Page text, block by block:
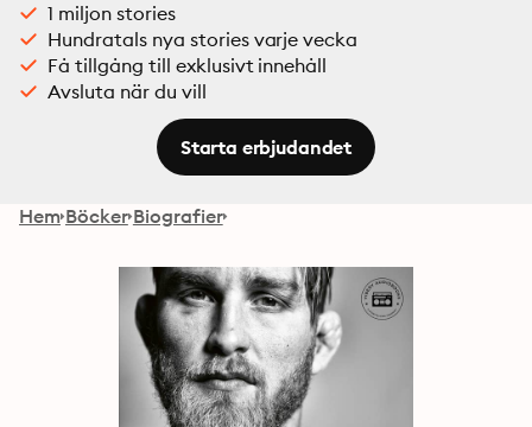
1 miljon stories
Hundratals nya stories varje vecka
Få tillgång till exklusivt innehåll
Avsluta när du vill
Starta erbjudandet
Hem Böcker Biografier